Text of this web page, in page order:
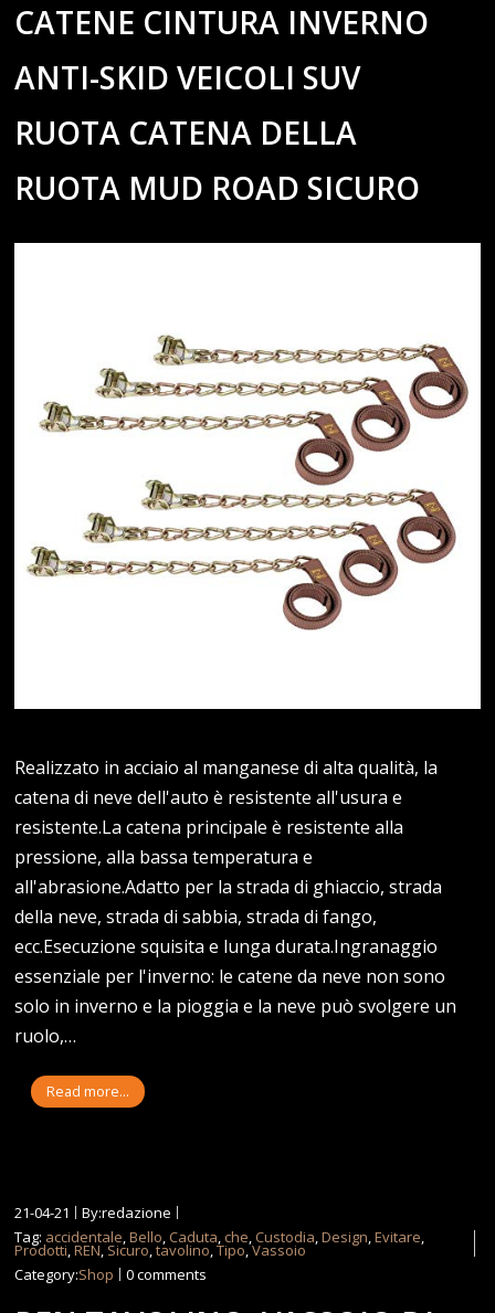
CATENE CINTURA INVERNO
ANTI-SKID VEICOLI SUV
RUOTA CATENA DELLA
RUOTA MUD ROAD SICURO
Realizzato in acciaio al manganese di alta qualità, la
catena di neve dell'auto è resistente all'usura e
resistente.La catena principale è resistente alla
pressione, alla bassa temperatura e
all'abrasione.Adatto per la strada di ghiaccio, strada
della neve, strada di sabbia, strada di fango,
ecc.Esecuzione squisita e lunga durata.Ingranaggio
essenziale per l'inverno: le catene da neve non sono
solo in inverno e la pioggia e la neve può svolgere un
ruolo,…
Read more...
21-04-21
By:redazione
Tag: accidentale,Bello, Caduta, che, Custodia,Design,Evitare,
Prodotti,REN, Sicuro,tavolino,Tipo,Vassoio
Category:Shop 0 comments